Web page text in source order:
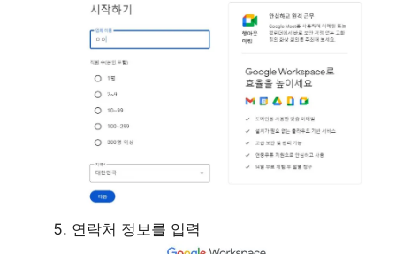
연락처 정보를 입력